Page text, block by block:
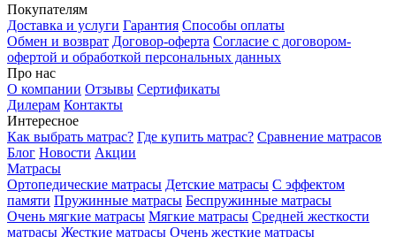
Покупателям
Доставка и услуги Гарантия Способы оплаты
Обмен и возврат Договор-оферта Согласие с договором-
офертой и обработкой персональных данных
Про нас
О компании Отзывы Сертификаты
Дилерам Контакты
Интересное
Как выбрать матрас? Где купить матрас? Сравнение матрасов
Блог Новости Акции
Матрасы
Ортопедические матрасы Детские матрасы С эффектом
памяти Пружинные матрасы Беспружинные матрасы
Очень мягкие матрасы Мягкие матрасы Средней жесткости
матрасы Жесткие матрасы Очень жесткие матрасы